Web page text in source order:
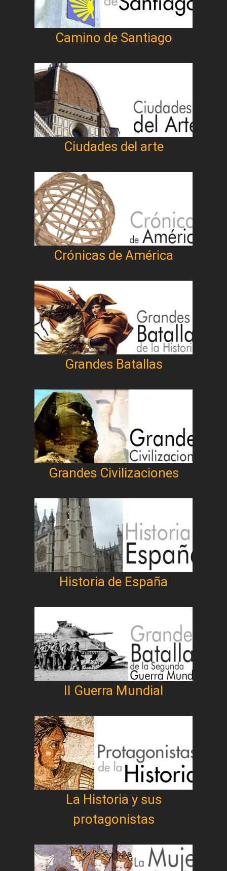
Camino de Santiago
Ciudades del arte
Crónicas de América
Grandes Batallas
Grandes Civilizaciones
Historia de España
II Guerra Mundial
La Historia y sus
protagonistas